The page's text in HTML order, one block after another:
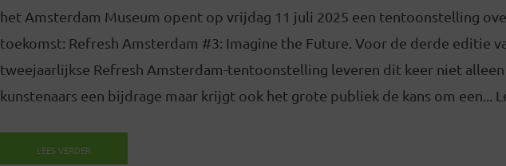
het Amsterdam Museum opent op vrijdag 11 juli 2025 een tentoonstelling
toekomst: Refresh Amsterdam #3: Imagine the Future. Voor de derde editie
tweejaarlijkse Refresh Amsterdam-tentoonstelling leveren dit keer niet alleen
kunstenaars een bijdrage maar krijgt ook het grote publiek de kans om een...
LEES VERDER